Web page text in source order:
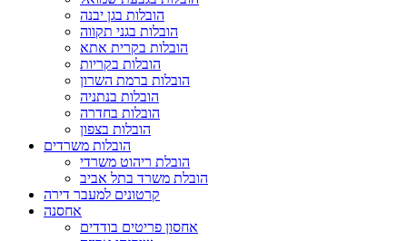
הובלות בגן יבנה
הובלות בגני תקווה
הובלות בקרית אתא
הובלות בקריות
הובלות ברמת השרון
הובלות בנתניה
הובלות בחדרה
הובלות בצפון
הובלות משרדים
הובלת ריהוט משרדי
הובלת משרד בתל אביב
קרטונים למעבר דירה
אחסנה
אחסון פריטים בודדים